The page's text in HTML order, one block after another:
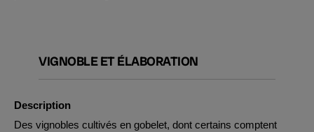
VIGNOBLE ET ÉLABORATION
Description
Des vignobles cultivés en gobelet, dont certains comptent